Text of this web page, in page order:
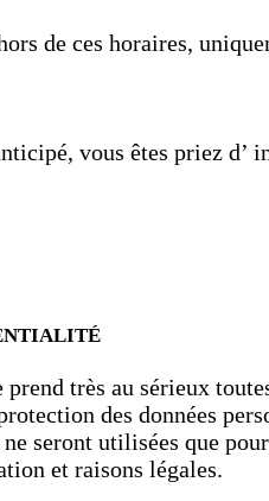
de ces horaires,
vous êtes priez d’
très au sérieux
des données
seront utilisées que
et raisons légales.